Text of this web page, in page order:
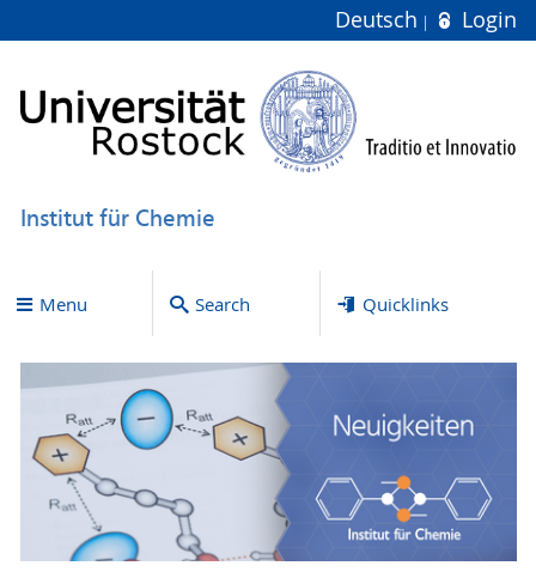
Deutsch Login
Institut für Chemie
Menu Search Quicklinks